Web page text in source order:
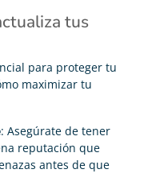
tus
para proteger tu
maximizar tu
: Asegúrate de tener
reputación que
antes de que